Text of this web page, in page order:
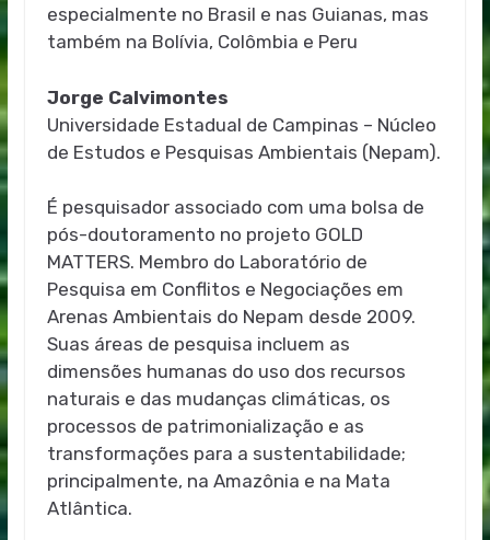
especialmente no Brasil e nas Guianas, mas
também na Bolívia, Colômbia e Peru
Jorge Calvimontes
Universidade Estadual de Campinas – Núcleo
de Estudos e Pesquisas Ambientais (Nepam).
É pesquisador associado com uma bolsa de
pós-doutoramento no projeto GOLD
MATTERS. Membro do Laboratório de
Pesquisa em Conflitos e Negociações em
Arenas Ambientais do Nepam desde 2009.
Suas áreas de pesquisa incluem as
dimensões humanas do uso dos recursos
naturais e das mudanças climáticas, os
processos de patrimonialização e as
transformações para a sustentabilidade;
principalmente, na Amazônia e na Mata
Atlântica.